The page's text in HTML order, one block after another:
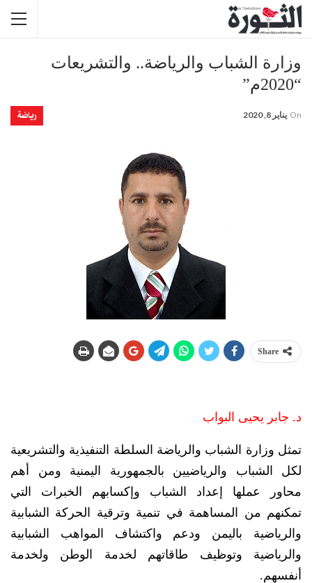
وزارة الشباب والرياضة.. والتشريعات
“2020م”
رياضة On يناير 8, 2020
Share
د. جابر يحيى البواب
تمثل وزارة الشباب والرياضة السلطة التنفيذية والتشريعية
لكل الشباب والرياضيين بالجمهورية اليمنية ومن أهم
محاور عملها إعداد الشباب وإكسابهم الخبرات التي
تمكنهم من المساهمة في تنمية وترقية الحركة الشبابية
والرياضية باليمن ودعم واكتشاف المواهب الشبابية
والرياضية وتوظيف طاقاتهم لخدمة الوطن ولخدمة
أنفسهم.